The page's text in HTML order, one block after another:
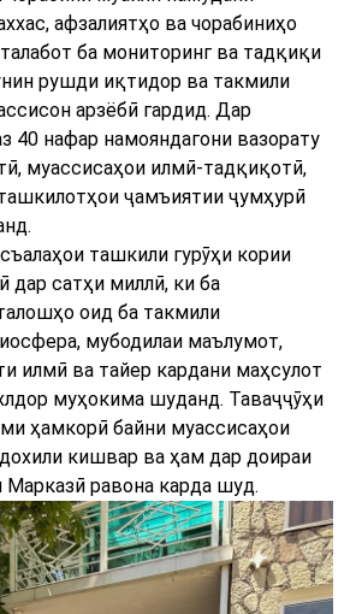
афзалиятҳо ва чорабиниҳо
ба мониторинг ва тадқиқи
рушди иқтидор ва такмили
арзёбӣ гардид. Дар
40 нафар намояндагони вазорату
муассисаҳои илмӣ-тадқиқотӣ,
ҷамъиятии ҷумҳурӣ
ташкили гурӯҳи кории
дар сатҳи миллӣ, ки ба
оид ба такмили
мубодилаи маълумот,
илмӣ ва тайер кардани маҳсулот
муҳокима шуданд. Таваҷҷӯҳи
ҳамкорӣ байни муассисаҳои
кишвар ва ҳам дар доираи
равона карда шуд.